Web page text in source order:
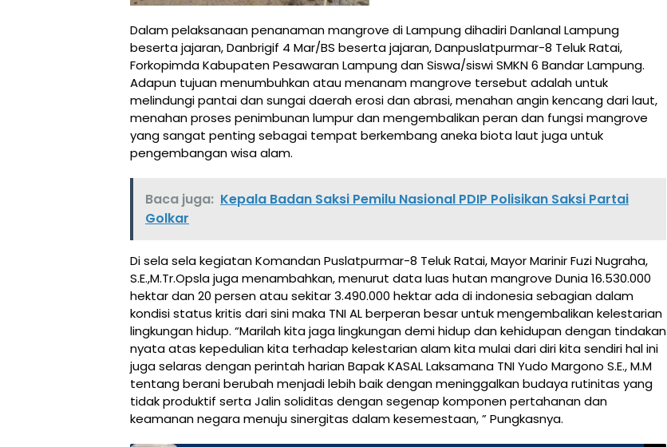
Dalam pelaksanaan penanaman mangrove di Lampung dihadiri Danlanal Lampung
beserta jajaran, Danbrigif 4 Mar/BS beserta jajaran, Danpuslatpurmar-8 Teluk Ratai,
Forkopimda Kabupaten Pesawaran Lampung dan Siswa/siswi SMKN 6 Bandar Lampung.
Adapun tujuan menumbuhkan atau menanam mangrove tersebut adalah untuk
melindungi pantai dan sungai daerah erosi dan abrasi, menahan angin kencang dari laut,
menahan proses penimbunan lumpur dan mengembalikan peran dan fungsi mangrove
yang sangat penting sebagai tempat berkembang aneka biota laut juga untuk
pengembangan wisa alam.
Baca juga: Kepala Badan Saksi Pemilu Nasional PDIP Polisikan Saksi Partai
Golkar
Di sela sela kegiatan Komandan Puslatpurmar-8 Teluk Ratai, Mayor Marinir Fuzi Nugraha,
S.E.,M.Tr.Opsla juga menambahkan, menurut data luas hutan mangrove Dunia 16.530.000
hektar dan 20 persen atau sekitar 3.490.000 hektar ada di indonesia sebagian dalam
kondisi status kritis dari sini maka TNI AL berperan besar untuk mengembalikan kelestarian
lingkungan hidup. “Marilah kita jaga lingkungan demi hidup dan kehidupan dengan tindakan
nyata atas kepedulian kita terhadap kelestarian alam kita mulai dari diri kita sendiri hal ini
juga selaras dengan perintah harian Bapak KASAL Laksamana TNI Yudo Margono S.E., M.M
tentang berani berubah menjadi lebih baik dengan meninggalkan budaya rutinitas yang
tidak produktif serta Jalin soliditas dengan segenap komponen pertahanan dan
keamanan negara menuju sinergitas dalam kesemestaan, ” Pungkasnya.